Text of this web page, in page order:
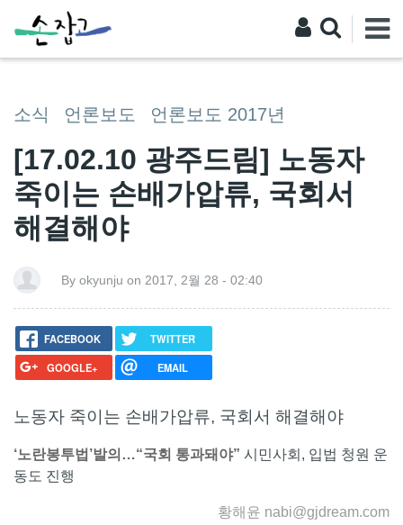
소식 언론보도 언론보도 2017년
[17.02.10 광주드림] 노동자
죽이는 손배가압류, 국회서
해결해야
By okyunju on 2017, 2월 28 - 02:40
FACEBOOK
TWITTER
GOOGLE+
EMAIL
노동자 죽이는 손배가압류, 국회서 해결해야
‘노란봉투법’발의…“국회 통과돼야” 시민사회, 입법 청원 운
동도 진행
황해윤 nabi@gjdream.com